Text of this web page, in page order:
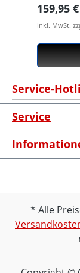
159,95 €
inkl. MwSt.
Service-
Service
Alle